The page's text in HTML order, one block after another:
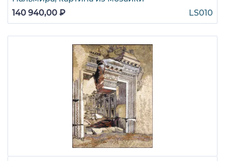
140 940,00 ₽
LS010